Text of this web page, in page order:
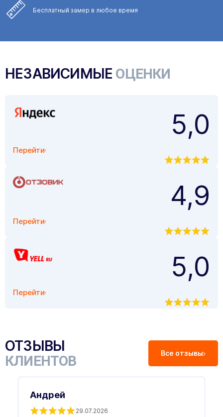
Бесплатный замер в любое время
НЕЗАВИСИМЫЕ ОЦЕНКИ
Перейти
5,0
Перейти
4,9
Перейти
5,0
ОТЗЫВЫ
КЛИЕНТОВ Все отзывы
Андрей
29.07.2026